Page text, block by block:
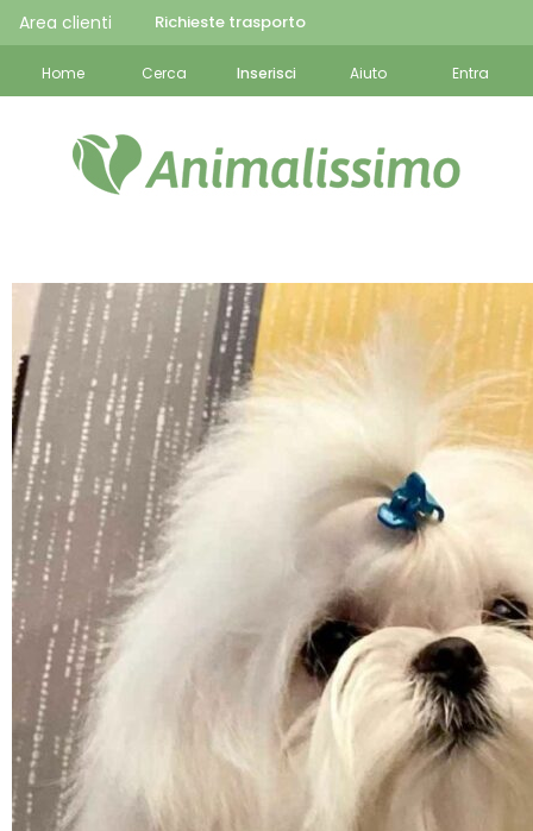
Area clienti Richieste trasporto
Home Cerca Inserisci Aiuto Entra